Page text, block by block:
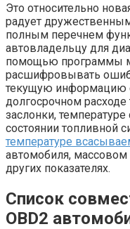
Это относительно
радует
полным перечнем
автовладельцу для
помощью программы
расшифровывать
текущую информацию
долгосрочном
заслонки,
состоянии топливной
температуре
автомобиля, массовом
других показателях.
Список
OBD2